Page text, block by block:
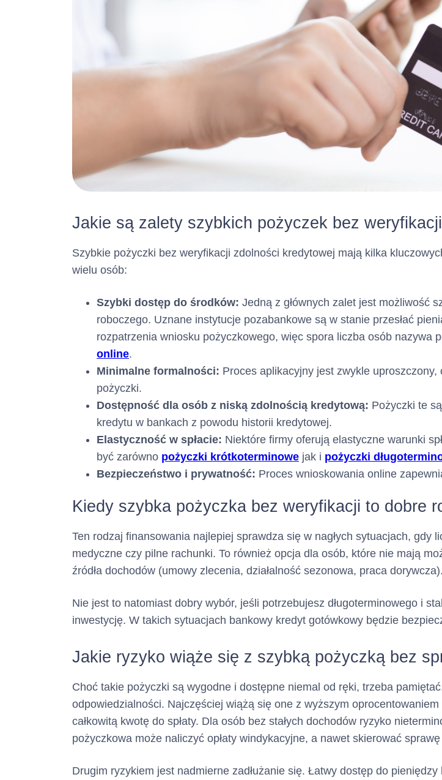
Całkowita kwota kredytu
:
Maksymalna kwota/suma (jeżeli nie
przewidziano maksymalnej kwoty)
wszystkich środków pieniężnych, które
zostaną Panu/Pani udostępnione
Pani/Pan pieniądze
w
Czas obowiązywania umowy :
Zasady i terminy spłaty kredytu :
Jakie są zalety szybkich pożyczek bez
Szybkie pożyczki bez weryfikacji zdolności kredytowej mają kilka
wielu osób:
Szybki dostęp do środków: Jedną z głównych zalet jest możliwość
roboczego. Uznane instytucje pozabankowe są w stanie przesłać
rozpatrzenia wniosku pożyczkowego, więc spora liczba osób nazywa
online.
Minimalne formalności: Proces aplikacyjny jest zwykle
pożyczki.
Dostępność dla osób z niską zdolnością kredytową: Pożyczki te
kredytu w bankach z powodu historii kredytowej.
Elastyczność w spłacie: Niektóre firmy oferują elastyczne warunki
być zarówno pożyczki krótkoterminowe jak i pożyczki
Bezpieczeństwo i prywatność: Proces wnioskowania online
Kiedy szybka pożyczka bez weryfikacji to dobre
Ten rodzaj finansowania najlepiej sprawdza się w nagłych sytuacjach,
medyczne czy pilne rachunki. To również opcja dla osób, które nie mają
źródła dochodów (umowy zlecenia, działalność sezonowa, praca dorywcza).
Nie jest to natomiast dobry wybór, jeśli potrzebujesz długoterminowego i
inwestycję. W takich sytuacjach bankowy kredyt gotówkowy będzie
Jakie ryzyko wiąże się z szybką pożyczką bez
Choć takie pożyczki są wygodne i dostępne niemal od ręki, trzeba
odpowiedzialności. Najczęściej wiążą się one z wyższym
całkowitą kwotę do spłaty. Dla osób bez stałych dochodów ryzyko
pożyczkowa może naliczyć opłaty windykacyjne, a nawet skierować
Drugim ryzykiem jest nadmierne zadłużanie się. Łatwy dostęp do